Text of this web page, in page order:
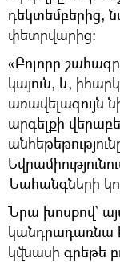
դեկտեմբերից,
փետրվարից։
«Բոլորը
կայուն, և,
առավելագույն
արգելքի
Նահանգների
Նրա խոսքով`
կանդրադառնա
կվնասի գրեթե